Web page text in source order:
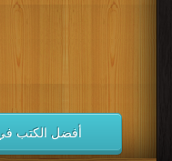
كتب 1990
كتب 1989
كتب 1978
كتب 1977
كتب 1974
كتب 1973
أفضل الكتب